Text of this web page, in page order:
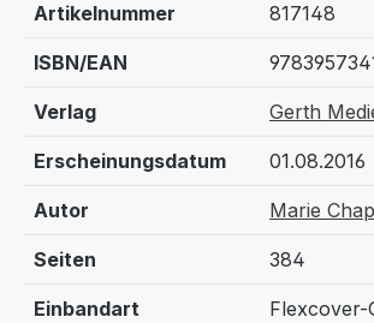
Artikelnummer 817148
ISBN/EAN
Verlag Gerth
Erscheinungsdatum 01.08.2016
Autor Marie
Seiten 384
Einbandart Flexcover-